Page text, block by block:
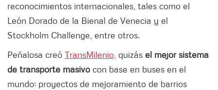
reconocimientos internacionales, tales como el
León Dorado de la Bienal de Venecia y el
Stockholm Challenge, entre otros.
Peñalosa creó TransMilenio, quizás el mejor sistema
de transporte masivo con base en buses en el
mundo; proyectos de mejoramiento de barrios